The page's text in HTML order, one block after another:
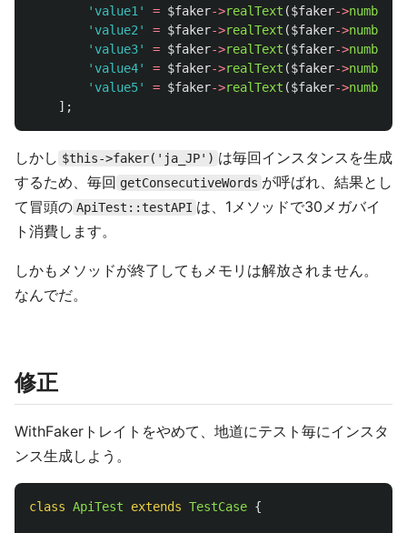
'value1'
= $faker->realText ($faker->
'value2'
= $faker->realText ($faker->
'value3'
= $faker->realText ($faker->
'value4'
= $faker->realText ($faker->
'value5'
= $faker->realText ($faker->
];
しかし $this->faker('ja_JP') は毎回インスタンスを生成
するため、毎回 getConsecutiveWords が呼ばれ、結果とし
て冒頭の ApiTest::testAPI は、1メソッドで30メガバイ
ト消費します。
しかもメソッドが終了してもメモリは解放されません。
なんでだ。
修正
WithFakerトレイトをやめて、地道にテスト毎にインスタ
ンス生成しよう。
class ApiTest extends TestCase {